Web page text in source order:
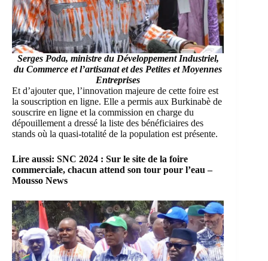
Serges Poda, ministre du Développement Industriel,
du Commerce et l’artisanat et des Petites et Moyennes
Entreprises
Et d’ajouter que, l’innovation majeure de cette foire est
la souscription en ligne. Elle a permis aux Burkinabè de
souscrire en ligne et la commission en charge du
dépouillement a dressé la liste des bénéficiaires des
stands où la quasi-totalité de la population est présente.
Lire aussi: SNC 2024 : Sur le site de la foire
commerciale, chacun attend son tour pour l’eau –
Mousso News